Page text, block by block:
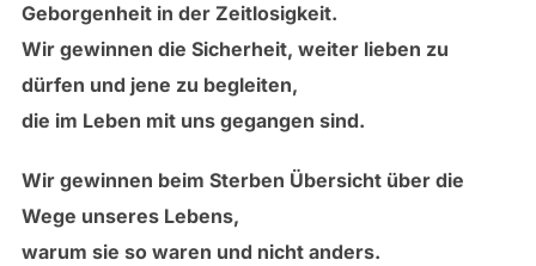
Geborgenheit in der Zeitlosigkeit.
Wir gewinnen die Sicherheit, weiter lieben zu
dürfen und jene zu begleiten,
die im Leben mit uns gegangen sind.
Wir gewinnen beim Sterben Übersicht über die
Wege unseres Lebens,
warum sie so waren und nicht anders.